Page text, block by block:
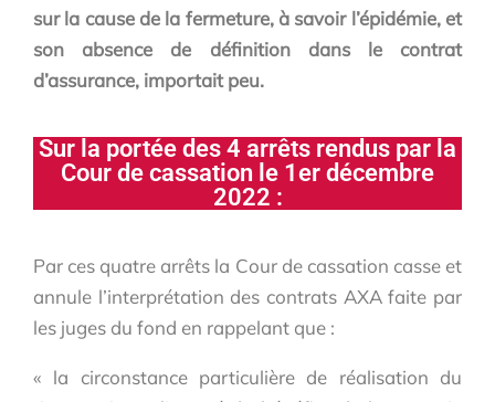
sur la cause de la fermeture, à savoir l’épidémie, et
son absence de définition dans le contrat
d’assurance, importait peu.
Sur la portée des 4 arrêts rendus par la
Cour de cassation le 1er décembre
2022 :
Par ces quatre arrêts la Cour de cassation casse et
annule l’interprétation des contrats AXA faite par
les juges du fond en rappelant que :
« la circonstance particulière de réalisation du